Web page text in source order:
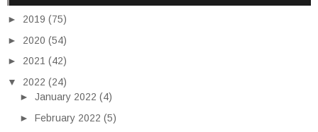
► 2019 (75)
► 2020 (54)
► 2021 (42)
▼ 2022 (24)
► January 2022 (4)
► February 2022 (5)